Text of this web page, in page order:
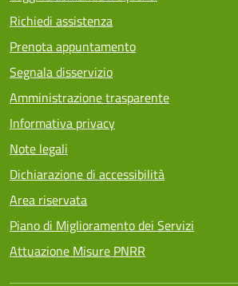
Richiedi assistenza
Prenota appuntamento
Segnala disservizio
Amministrazione trasparente
Informativa privacy
Note legali
Dichiarazione di accessibilità
Area riservata
Piano di Miglioramento dei Servizi
Attuazione Misure PNRR